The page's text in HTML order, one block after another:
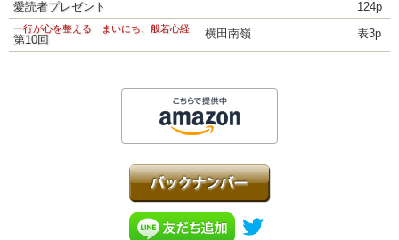
愛読者プレゼント 124p
一行が心を整える まいにち、般若心経
第10回 横田南嶺 表3p